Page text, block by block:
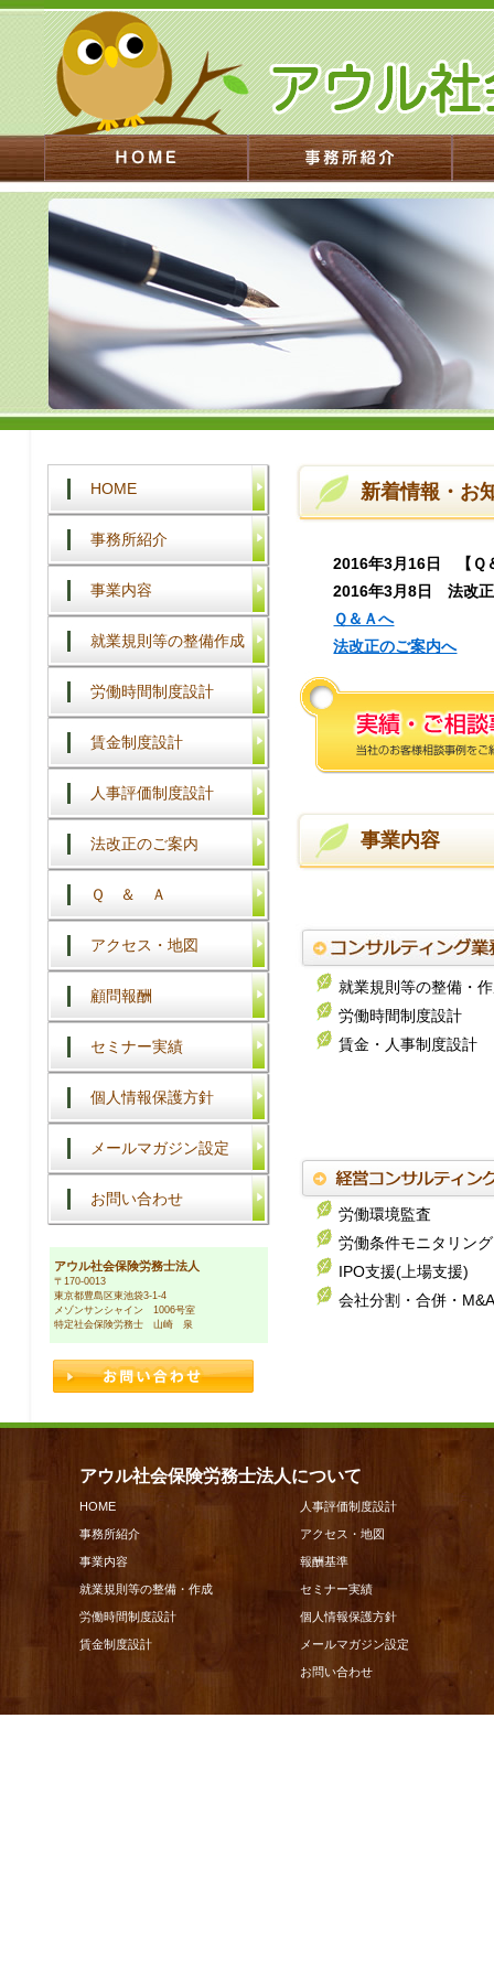
HOME
事務所紹介
事業内容
就業規則等の整備作成
労働時間制度設計
賃金制度設計
人事評価制度設計
法改正のご案内
Ｑ ＆ Ａ
アクセス・地図
顧問報酬
セミナー実績
個人情報保護方針
メールマガジン設定
お問い合わせ
アウル社会保険労務士法人
〒170-0013
東京都豊島区東池袋3-1-4
メゾンサンシャイン 1006号室
特定社会保険労務士 山崎 泉
新着情報・お
2016年3月16日 【Ｑ
2016年3月8日 法改正
Ｑ＆Ａへ
法改正のご案内へ
事業内容
就業規則等の整備・
労働時間制度設計
賃金・人事制度設計
労働環境監査
労働条件モニタリング
IPO支援(上場支援)
会社分割・合併・
アウル社会保険労務士法人について
HOME
事務所紹介
事業内容
就業規則等の整備・作成
労働時間制度設計
賃金制度設計
人事評価制度設計
アクセス・地図
報酬基準
セミナー実績
個人情報保護方針
メールマガジン設定
お問い合わせ